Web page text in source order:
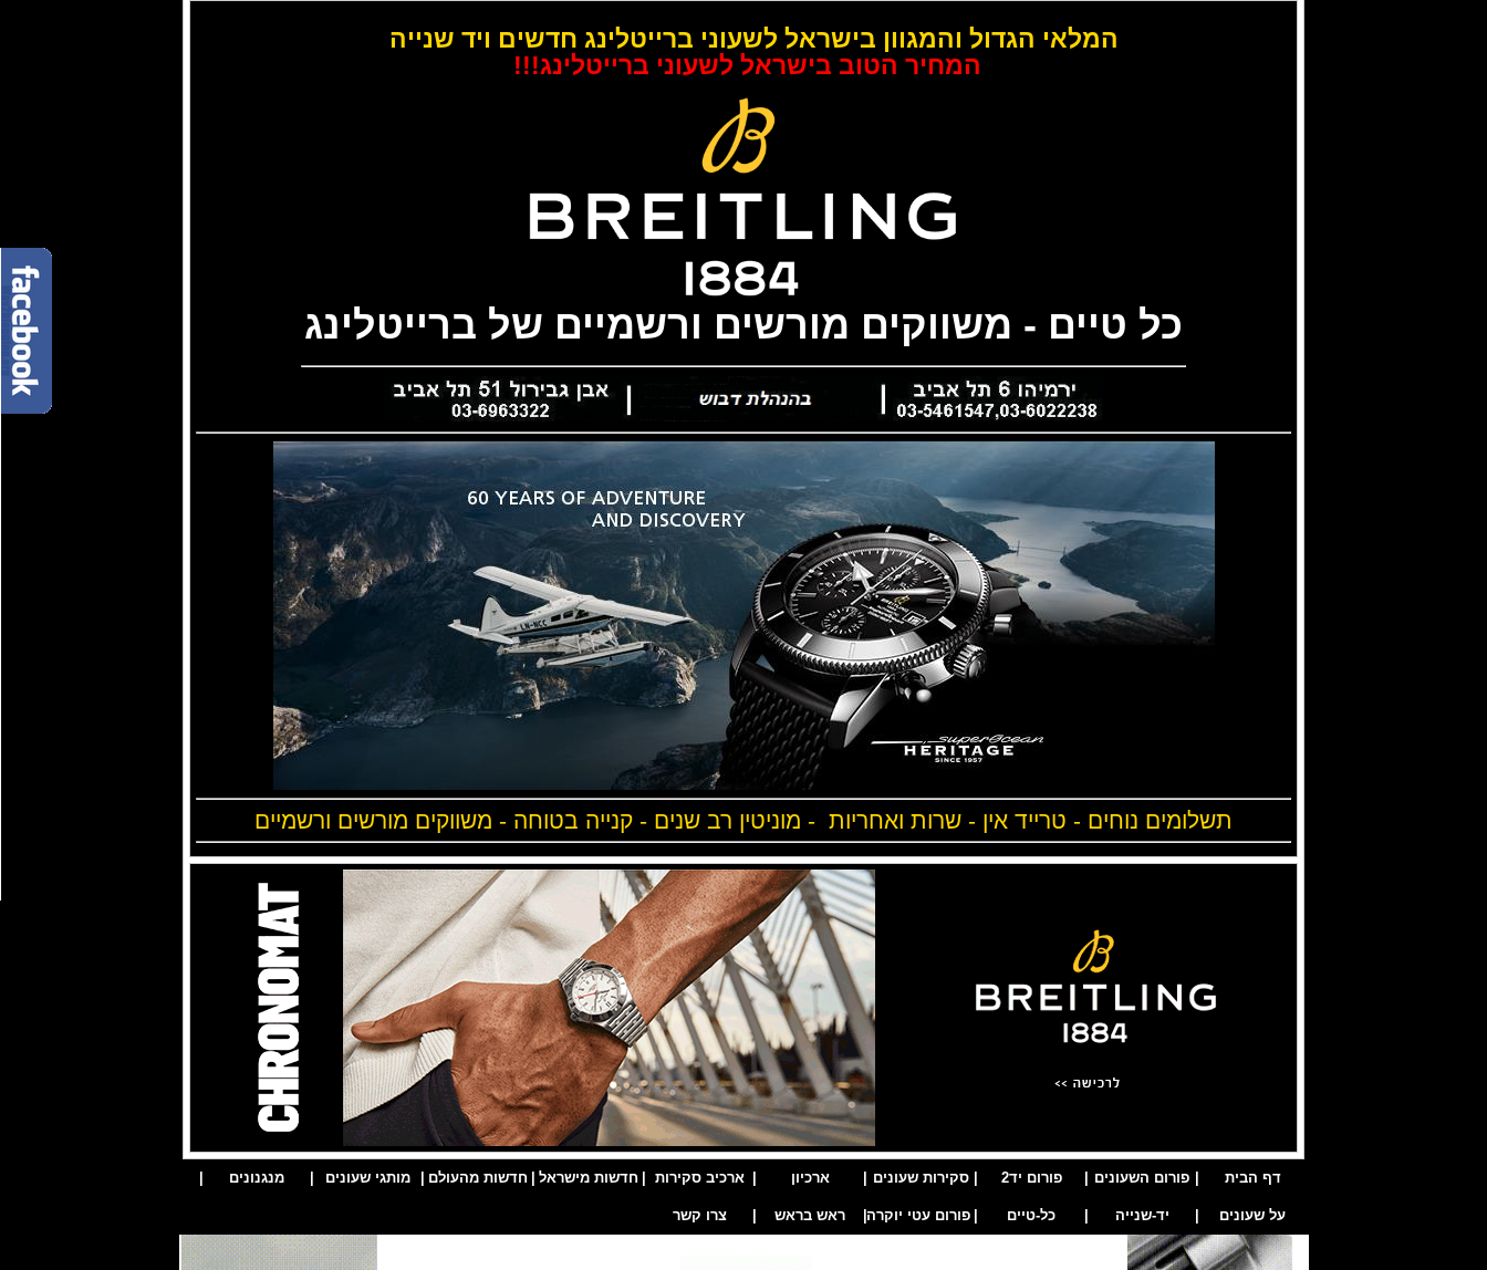
המלאי הגדול והמגוון בישראל לשעוני ברייטלינג חדשים ויד שנייה
המחיר הטוב בישראל לשעוני ברייטלינג!!!
כל טיים - משווקים מורשים ורשמיים של ברייטלינג
תשלומים נוחים - טרייד אין - שרות ואחריות - מוניטין רב שנים - קנייה בטוחה - משווקים מורשים ורשמיים
דף הבית פורום השעונים פורום יד2 סקירות שעונים ארכיון ארכיב סקירות חדשות מישראל חדשות מהעולם מותגי שעונים מנגנונים
על שעונים יד-שנייה כל-טיים פורום עטי יוקרה ראש בראש צרו קשר